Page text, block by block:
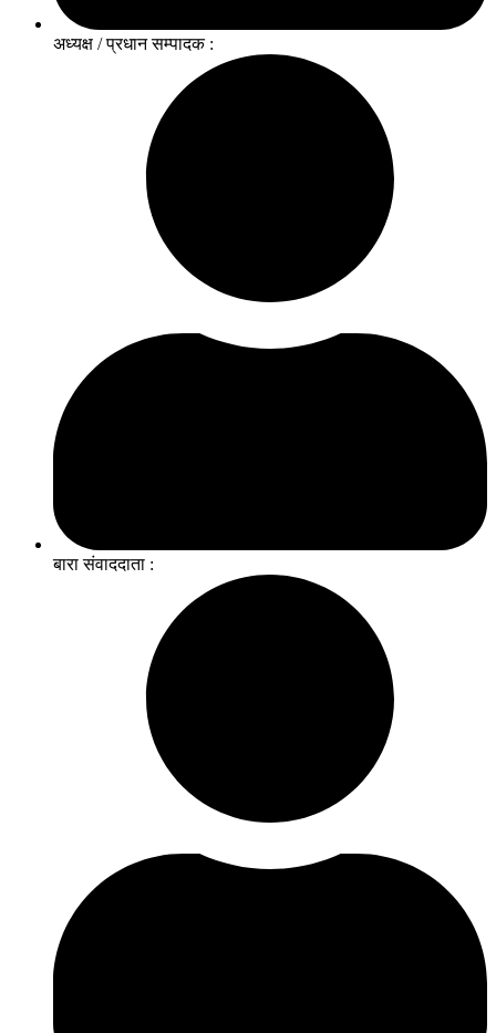
अध्यक्ष / प्रधान सम्पादक :
बारा संवाददाता :